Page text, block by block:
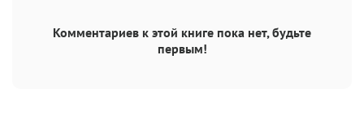
Комментариев к этой книге пока нет, будьте
первым!